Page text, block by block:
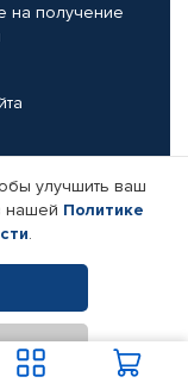
на получение
компании
защищены.
улучшить ваш
нашей Политике
.
В корзину